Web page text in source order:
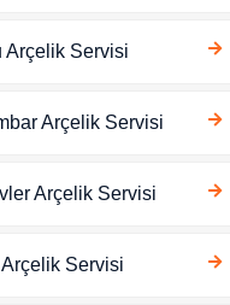
Arçelik Servisi
Arçelik Servisi
Arçelik Servisi
Servisi